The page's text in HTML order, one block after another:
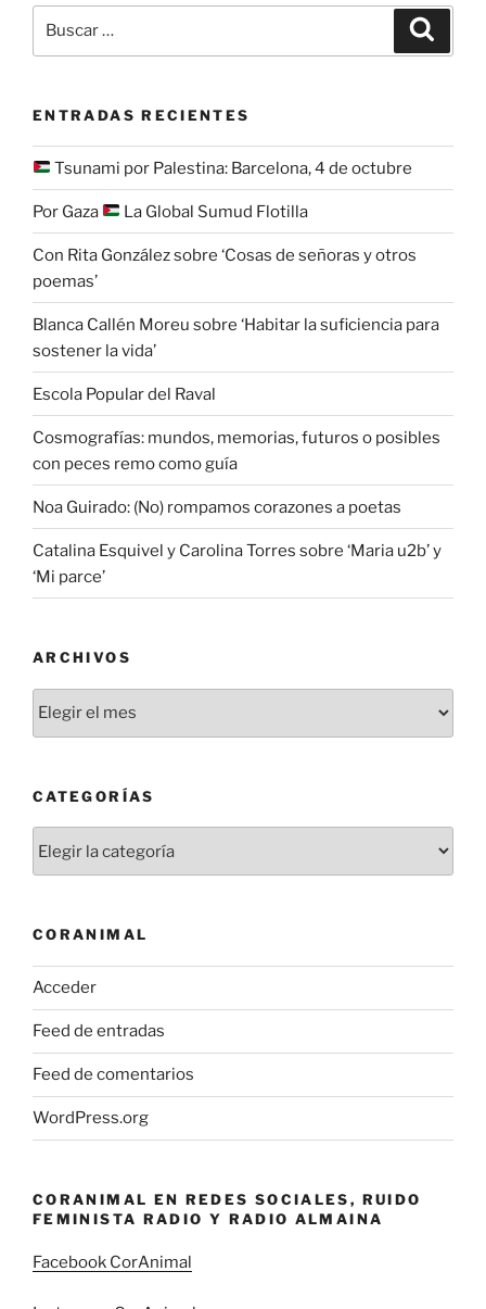
por:
ENTRADAS RECIENTES
Tsunami por Palestina: Barcelona, 4 de octubre
Por Gaza La Global Sumud Flotilla
Con Rita González sobre ‘Cosas de señoras y otros
poemas’
Blanca Callén Moreu sobre ‘Habitar la suficiencia para
sostener la vida’
Escola Popular del Raval
Cosmografías: mundos, memorias, futuros o posibles
con peces remo como guía
Noa Guirado: (No) rompamos corazones a poetas
Catalina Esquivel y Carolina Torres sobre ‘Maria u2b’ y
‘Mi parce’
ARCHIVOS
CATEGORÍAS
CORANIMAL
Acceder
Feed de entradas
Feed de comentarios
WordPress.org
CORANIMAL EN REDES SOCIALES, RUIDO
FEMINISTA RADIO Y RADIO ALMAINA
Facebook CorAnimal